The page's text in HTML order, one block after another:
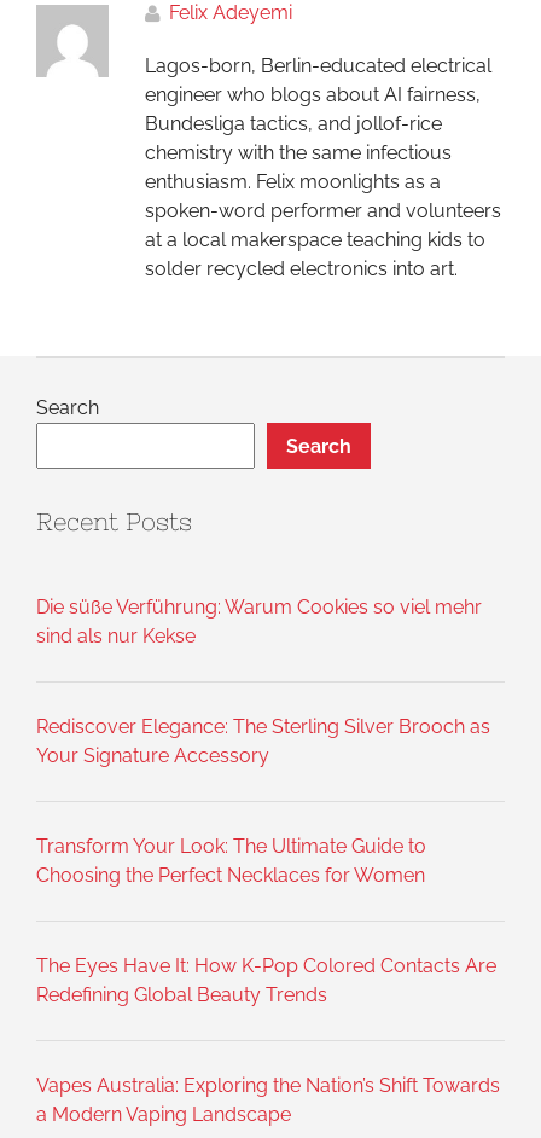
Felix Adeyemi
Lagos-born, Berlin-educated electrical
engineer who blogs about AI fairness,
Bundesliga tactics, and jollof-rice
chemistry with the same infectious
enthusiasm. Felix moonlights as a
spoken-word performer and volunteers
at a local makerspace teaching kids to
solder recycled electronics into art.
Search
Search
Recent Posts
Die süße Verführung: Warum Cookies so viel mehr
sind als nur Kekse
Rediscover Elegance: The Sterling Silver Brooch as
Your Signature Accessory
Transform Your Look: The Ultimate Guide to
Choosing the Perfect Necklaces for Women
The Eyes Have It: How K-Pop Colored Contacts Are
Redefining Global Beauty Trends
Vapes Australia: Exploring the Nation’s Shift Towards
a Modern Vaping Landscape